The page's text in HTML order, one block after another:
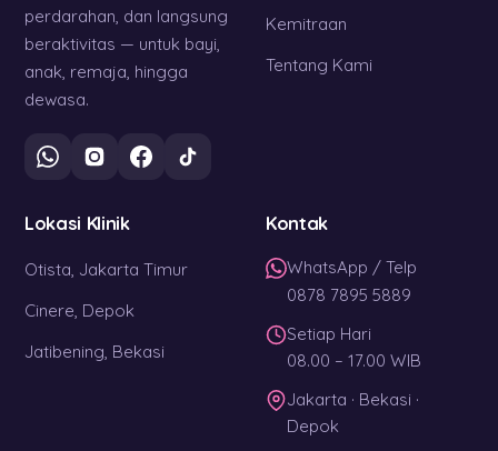
perdarahan, dan langsung
beraktivitas — untuk bayi,
anak, remaja, hingga
dewasa.
Kemitraan
Tentang Kami
Lokasi Klinik
Otista, Jakarta Timur
Cinere, Depok
Jatibening, Bekasi
Kontak
WhatsApp / Telp
0878 7895 5889
Setiap Hari
08.00 – 17.00 WIB
Jakarta · Bekasi ·
Depok